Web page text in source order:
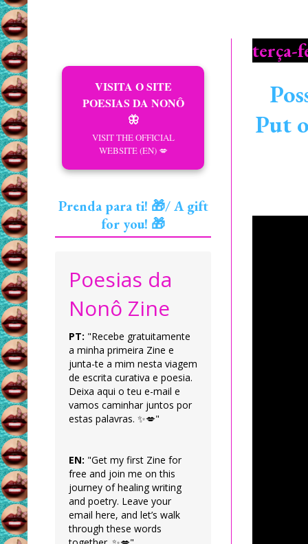
terça-
Put
VISITA O SITE
POESIAS DA NONÔ
🦋
VISIT THE OFFICIAL
WEBSITE (EN) 💋
Prenda para ti! 🎁/ A gift
for you! 🎁
Poesias da
Nonô Zine
PT: "Recebe gratuitamente
a minha primeira Zine e
junta-te a mim nesta viagem
de escrita curativa e poesia.
Deixa aqui o teu e-mail e
vamos caminhar juntos por
estas palavras. ✨💋"
EN: "Get my first Zine for
free and join me on this
journey of healing writing
and poetry. Leave your
email here, and let’s walk
through these words